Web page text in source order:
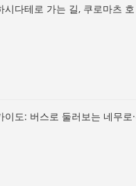
시다테로 가는 길, 쿠로마츠
도: 버스로 둘러보는 네무로